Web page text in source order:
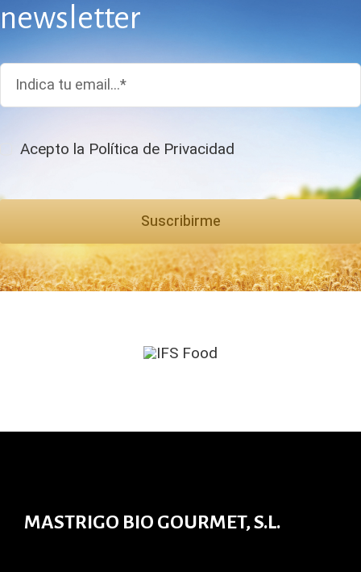
newsletter
Acepto la Política de Privacidad
Suscribirme
MASTRIGO BIO GOURMET, S.L.